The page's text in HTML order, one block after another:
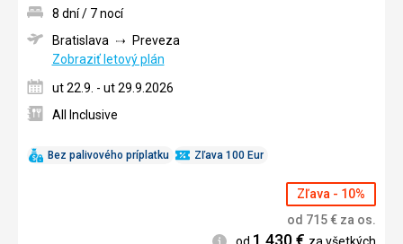
Bez palivového príplatku Zľava 100 Eur
8 dní / 7 nocí
Bratislava
Preveza
Zobraziť letový plán
ut 22.9. - ut 29.9.2026
All Inclusive
Zľava - 10%
od 715€ za os.
Informácie
od 1 430€ za všetkých